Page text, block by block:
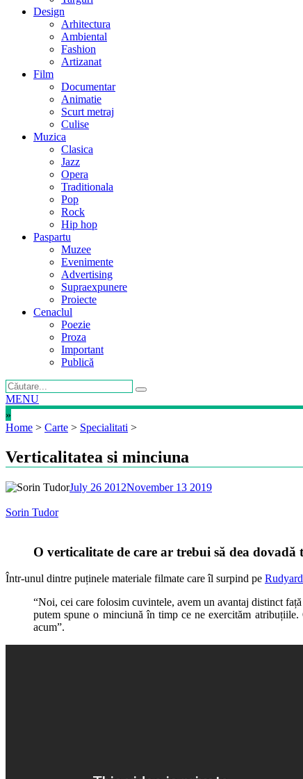
Design
Arhitectura
Ambiental
Fashion
Artizanat
Film
Documentar
Animatie
Scurt metraj
Culise
Muzica
Clasica
Jazz
Opera
Traditionala
Pop
Rock
Hip hop
Paspartu
Muzee
Evenimente
Advertising
Supraexpunere
Proiecte
Cenaclul
Poezie
Proza
Important
Publică
MENU
»
Home > Carte > Specialitati >
Verticalitatea si minciuna
July 26 2012November 13 2019
Sorin Tudor
O verticalitate de care ar trebui să dea dovadă
Într-unul dintre puținele materiale filmate care îl surpind pe
“Noi, cei care folosim cuvintele, avem un avantaj distinct
putem spune o minciună în timp ce ne exercităm atribuțiile.
acum”.